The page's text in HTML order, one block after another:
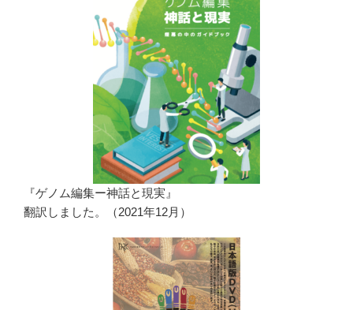
『ゲノム編集ー神話と現実』
翻訳しました。（2021年12月）